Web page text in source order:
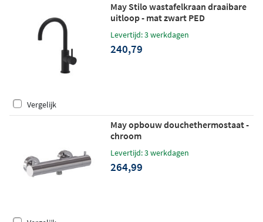
May Stilo wastafelkraan draaibare
uitloop - mat zwart PED
Levertijd: 3 werkdagen
240,79
Vergelijk
May opbouw douchethermostaat -
chroom
Levertijd: 3 werkdagen
264,99